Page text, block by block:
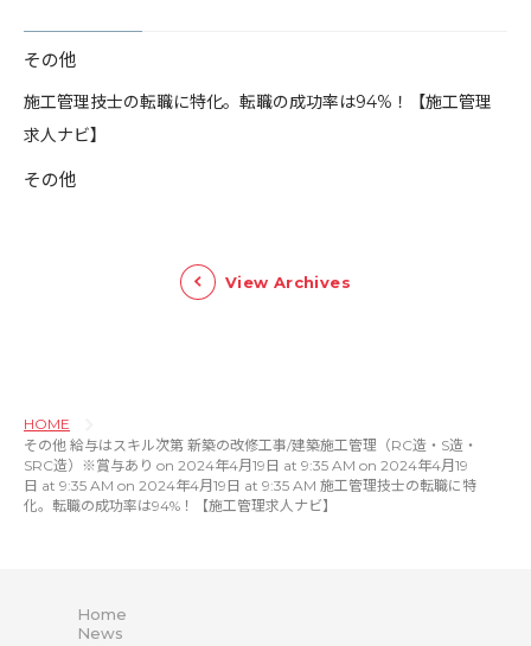
その他
​施工管理技士の転職に特化。転職の成功率は94%！【施工管理
求人ナビ】
その他
View Archives
HOME
その他 給与はスキル次第 新築の改修工事/建築施工管理（RC造・S造・
SRC造）※賞与あり on 2024年4月19日 at 9:35 AM on 2024年4月19
日 at 9:35 AM on 2024年4月19日 at 9:35 AM 施工管理技士の転職に特
化。転職の成功率は94%！【施工管理求人ナビ】
Home
News